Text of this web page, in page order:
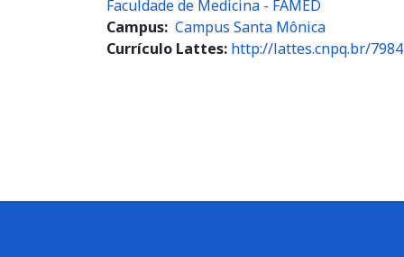
Faculdade de Medicina - FAMED
Campus Campus Santa Mônica
Currículo Lattes: http://lattes.cnpq.br/